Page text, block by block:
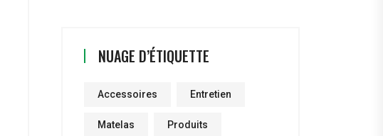
NUAGE D’ÉTIQUETTE
Accessoires Entretien
Matelas Produits